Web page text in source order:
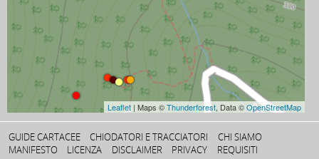
Leaflet | Maps ©Thunderforest, Data ©OpenStreetMap
GUIDE CARTACEE CHIODATORI E TRACCIATORI
CHI SIAMO
MANIFESTO
LICENZA DISCLAIMER PRIVACY
REQUISITI